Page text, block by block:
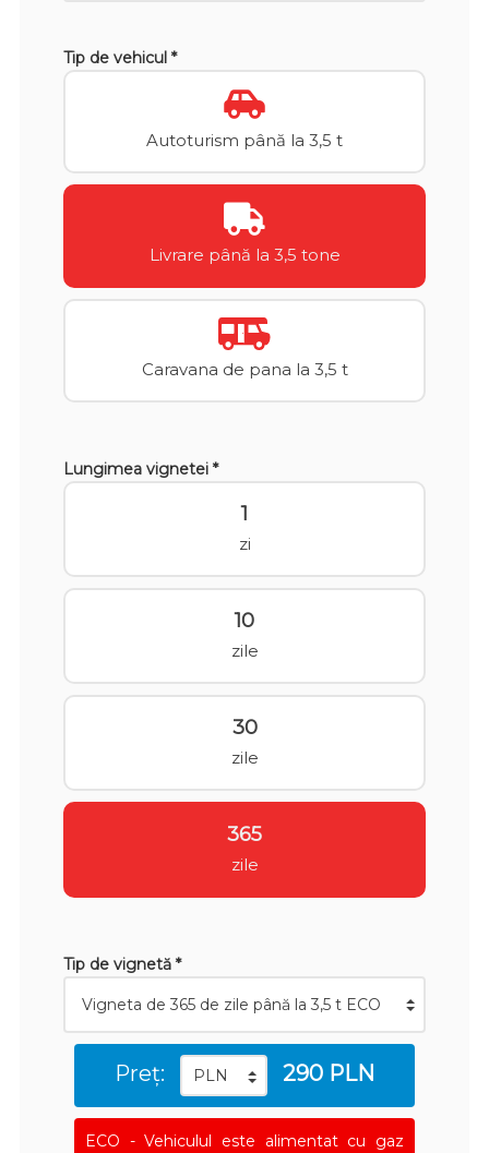
Tip de vehicul *
Autoturism până la 3,5 t
Livrare până la 3,5 tone
Caravana de pana la 3,5 t
Lungimea vignetei *
1
zi
10
zile
30
zile
365
zile
Tip de vignetă *
Preț: 290 PLN
ECO - Vehiculul este alimentat cu gaz